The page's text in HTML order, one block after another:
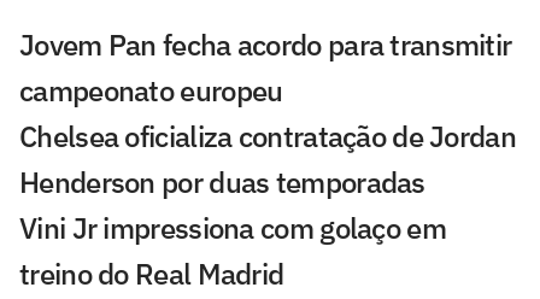
Jovem Pan fecha acordo para transmitir
campeonato europeu
Chelsea oficializa contratação de Jordan
Henderson por duas temporadas
Vini Jr impressiona com golaço em
treino do Real Madrid